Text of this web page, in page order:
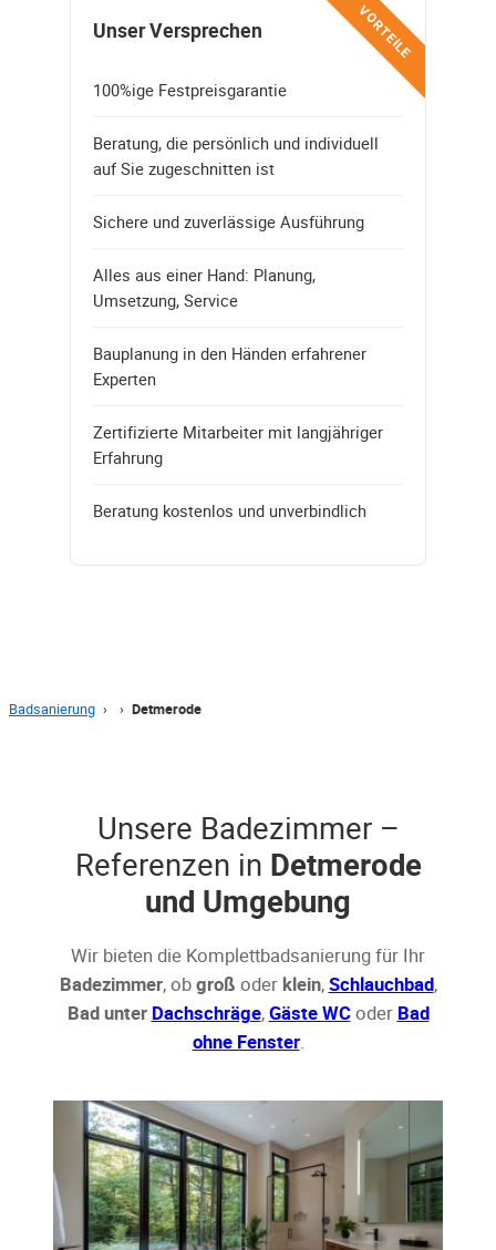
VORTEILE
Unser Versprechen
100%ige Festpreisgarantie
Beratung, die persönlich und individuell
auf Sie zugeschnitten ist
Sichere und zuverlässige Ausführung
Alles aus einer Hand: Planung,
Umsetzung, Service
Bauplanung in den Händen erfahrener
Experten
Zertifizierte Mitarbeiter mit langjähriger
Erfahrung
Beratung kostenlos und unverbindlich
Badsanierung › › Detmerode
Unsere Badezimmer –
Referenzen in Detmerode
und Umgebung
Wir bieten die Komplettbadsanierung für Ihr
Badezimmer, obgroß oder klein,Schlauchbad,
Bad unter Dachschräge,Gäste WCoder Bad
ohne Fenster.